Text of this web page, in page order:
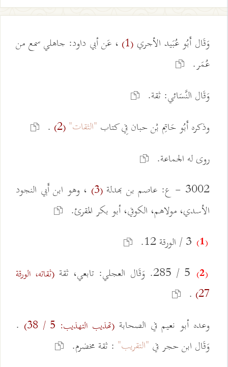
وَقَال أَبُو عُبَيد الأجري(1)
، عَن أبي داود: جاهلي سمع من
عُمَر.
وَقَال النَّسَائي: ثقة.
وذكره أَبُو حَاتِم بْن حبان فِي كتاب "الثقات"(2)
.
روى له الجماعة.
3002 - ع: عاصم بن بهدلة
(3)
، وهو ابن أَبي النجود
الأسدي، مولاهم، الكوفي، أبو بكر المقرئ.
(1)
(2)
(ثقاته، الورقة
27)
.
وعده أبو نعيم في الصحابة (تهذيب التهذيب: 5 / 38)
.
وَقَال ابن حجر في "التقريب" : ثقة مخضرم.